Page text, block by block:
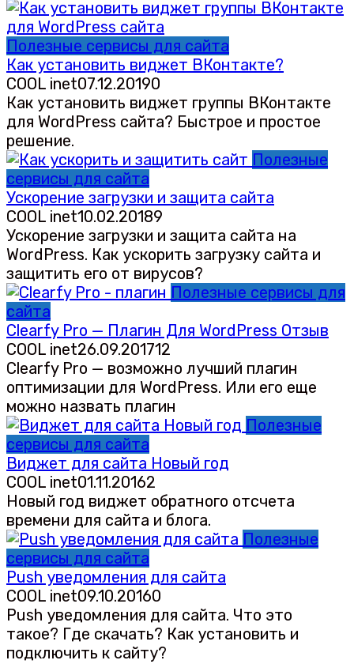
Полезные сервисы для сайта
Как установить виджет ВКонтакте?
COOL inet07.12.20190
Как установить виджет группы ВКонтакте
для WordPress сайта? Быстрое и простое
решение.
Полезные
сервисы для сайта
Ускорение загрузки и защита сайта
COOL inet10.02.20189
Ускорение загрузки и защита сайта на
WordPress. Как ускорить загрузку сайта и
защитить его от вирусов?
Полезные сервисы для
сайта
Clearfy Pro — Плагин Для WordPress Отзыв
COOL inet26.09.201712
Clearfy Pro — возможно лучший плагин
оптимизации для WordPress. Или его еще
можно назвать плагин
Полезные
сервисы для сайта
Виджет для сайта Новый год
COOL inet01.11.20162
Новый год виджет обратного отсчета
времени для сайта и блога.
Полезные
сервисы для сайта
Push уведомления для сайта
COOL inet09.10.20160
Push уведомления для сайта. Что это
такое? Где скачать? Как установить и
подключить к сайту?